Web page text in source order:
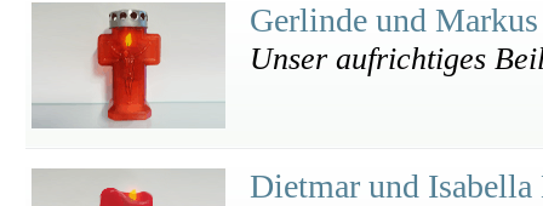
Gerlinde und
Unser aufrichtiges
Dietmar und